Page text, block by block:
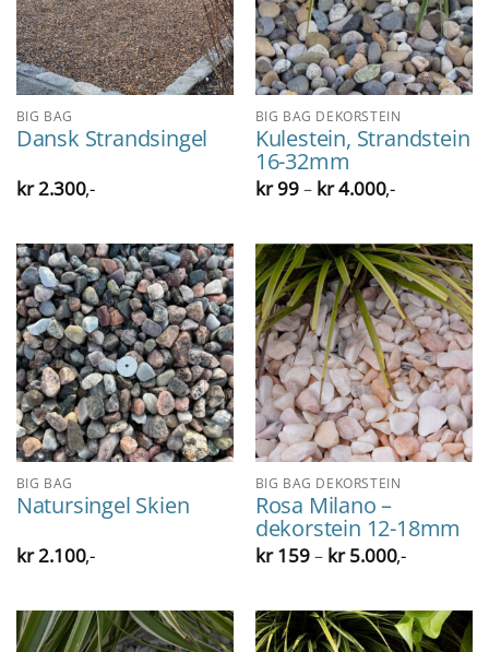
BIG BAG
Dansk Strandsingel
kr2.300,-
BIG BAG DEKORSTEIN
Kulestein, Strandstein
16-32mm
kr99– kr4.000Prisområde:
kr 99
,-
BIG BAG
Natursingel Skien
kr2.100,-
BIG BAG DEKORSTEIN
Rosa Milano –
dekorstein 12-18mm
kr159– kr5.000
kr 159
,-